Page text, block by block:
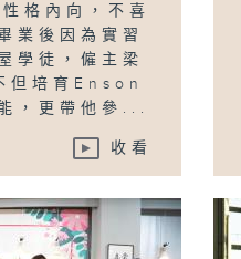
格內向，不喜
業後因為實習
學徒，僱主梁
但培育Enson
，更帶他參...
收看